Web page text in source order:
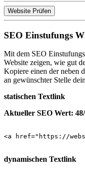
Website Prüfen
SEO Einstufungs
Mit dem SEO
Website zeigen, wie gut
Kopiere einen der neben
an gewünschter Stelle
statischen Textlink
Aktueller SEO Wert:
<a href="https://
dynamischen Textlink